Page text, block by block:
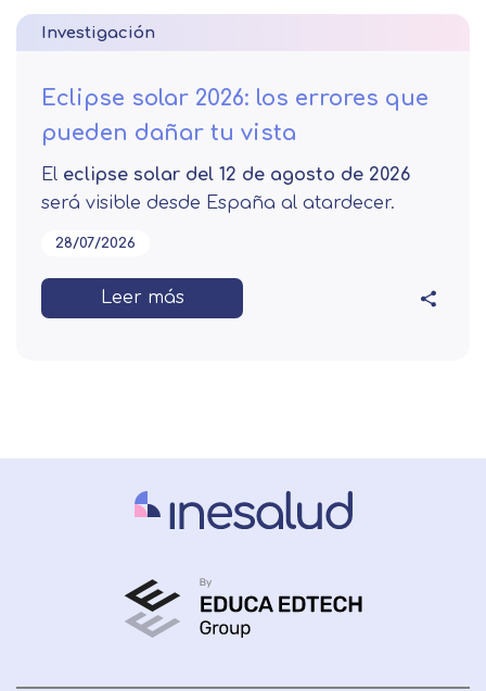
Investigación
Eclipse solar 2026: los errores que
pueden dañar tu vista
El eclipse solar del 12 de agosto de 2026
será visible desde España al atardecer.
28/07/2026
Leer más